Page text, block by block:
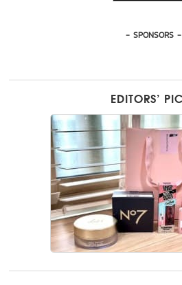
- SPONSORS -
EDITORS’